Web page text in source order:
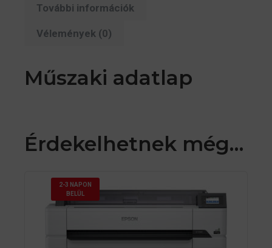
További információk
Vélemények (0)
Műszaki adatlap
Érdekelhetnek még…
2-3 NAPON
BELÜL